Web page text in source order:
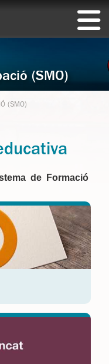
(SMO)
(SMO)
de Formació